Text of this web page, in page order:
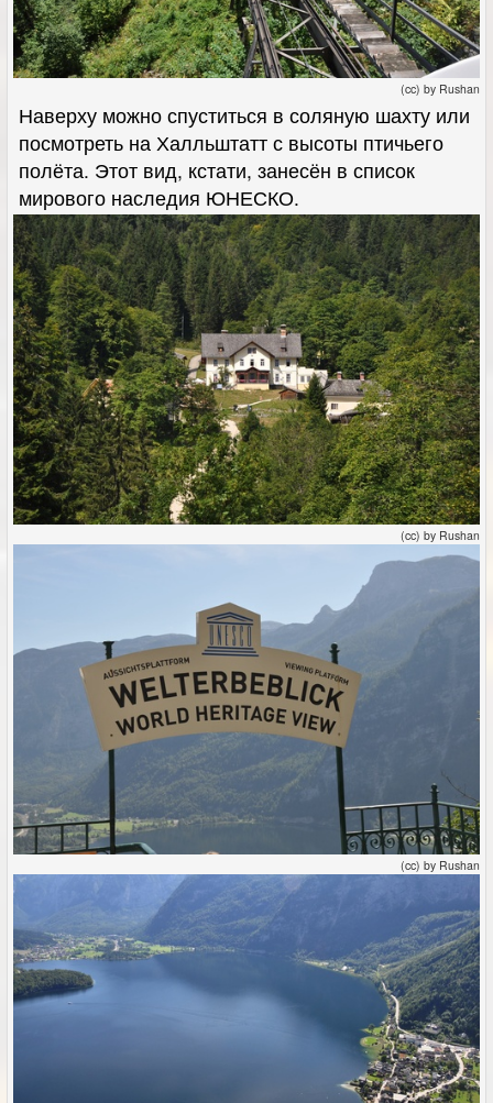
(cc) by Rushan
Наверху можно спуститься в соляную шахту или
посмотреть на Халльштатт с высоты птичьего
полёта. Этот вид, кстати, занесён в список
мирового наследия ЮНЕСКО.
(cc) by Rushan
(cc) by Rushan